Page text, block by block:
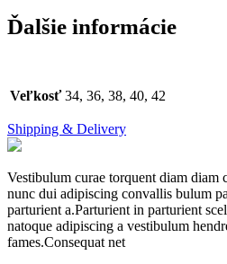
Ďalšie informácie
Veľkosť 34, 36, 38, 40, 42
Shipping & Delivery
Vestibulum curae torquent diam diam
nunc dui adipiscing convallis bulum
parturient a.Parturient in parturient
natoque adipiscing a vestibulum
fames.Consequat net